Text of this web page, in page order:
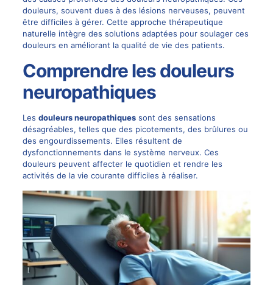
douleurs, souvent dues à des lésions nerveuses, peuvent
être difficiles à gérer. Cette approche thérapeutique
naturelle intègre des solutions adaptées pour soulager ces
douleurs en améliorant la qualité de vie des patients.
Comprendre les douleurs
neuropathiques
Les douleurs neuropathiquessont des sensations
désagréables, telles que des picotements, des brûlures ou
des engourdissements. Elles résultent de
dysfonctionnements dans le système nerveux. Ces
douleurs peuvent affecter le quotidien et rendre les
activités de la vie courante difficiles à réaliser.